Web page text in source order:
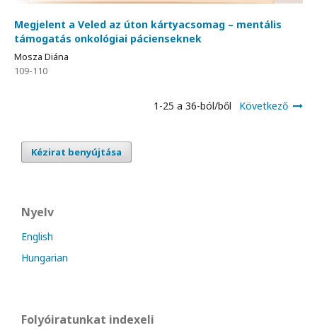
Megjelent a Veled az úton kártyacsomag – mentális
támogatás onkológiai pácienseknek
Mosza Diána
109-110
1-25 a 36-ból/ből Következő
Kézirat benyújtása
Nyelv
English
Hungarian
Folyóiratunkat indexeli